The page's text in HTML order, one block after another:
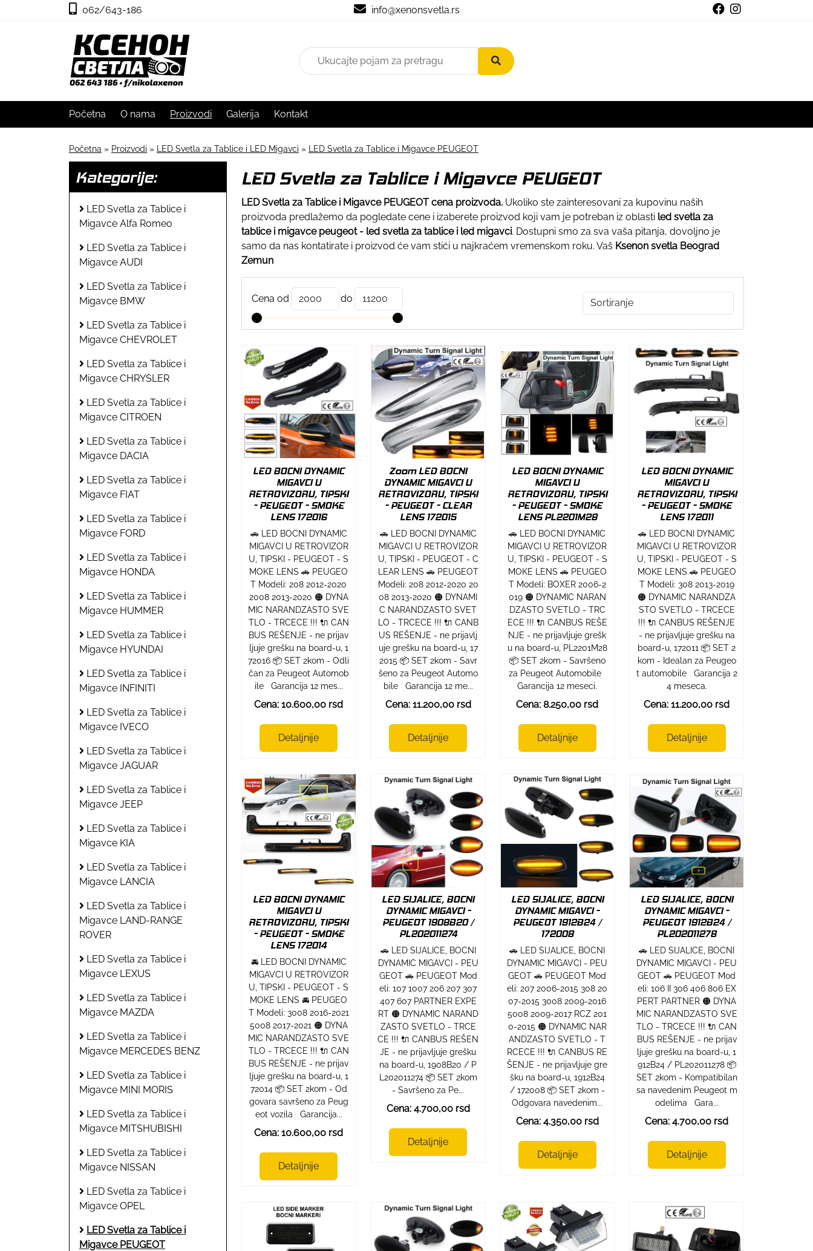
062/643-186 info@xenonsvetla.rs
Početna O nama Proizvodi Galerija Kontakt
Početna » Proizvodi » LED Svetla za Tablice i LED Migavci » LED Svetla za Tablice i Migavce PEUGEOT
Kategorije:
LED Svetla za Tablice i
Migavce Alfa Romeo
LED Svetla za Tablice i
Migavce AUDI
LED Svetla za Tablice i
Migavce BMW
LED Svetla za Tablice i
Migavce CHEVROLET
LED Svetla za Tablice i
Migavce CHRYSLER
LED Svetla za Tablice i
Migavce CITROEN
LED Svetla za Tablice i
Migavce DACIA
LED Svetla za Tablice i
Migavce FIAT
LED Svetla za Tablice i
Migavce FORD
LED Svetla za Tablice i
Migavce HONDA
LED Svetla za Tablice i
Migavce HUMMER
LED Svetla za Tablice i
Migavce HYUNDAI
LED Svetla za Tablice i
Migavce INFINITI
LED Svetla za Tablice i
Migavce IVECO
LED Svetla za Tablice i
Migavce JAGUAR
LED Svetla za Tablice i
Migavce JEEP
LED Svetla za Tablice i
Migavce KIA
LED Svetla za Tablice i
Migavce LANCIA
LED Svetla za Tablice i
Migavce LAND-RANGE
ROVER
LED Svetla za Tablice i
Migavce LEXUS
LED Svetla za Tablice i
Migavce MAZDA
LED Svetla za Tablice i
Migavce MERCEDES BENZ
LED Svetla za Tablice i
Migavce MINI MORIS
LED Svetla za Tablice i
Migavce MITSHUBISHI
LED Svetla za Tablice i
Migavce NISSAN
LED Svetla za Tablice i
Migavce OPEL
LED Svetla za Tablice i
Migavce PEUGEOT
LED Svetla za Tablice i Migavce PEUGEOT
LED Svetla za Tablice i Migavce PEUGEOT cena proizvoda. Ukoliko ste zainteresovani za kupovinu naših
proizvoda predlažemo da pogledate cene i izaberete proizvod koji vam je potreban iz oblasti led svetla za
tablice i migavce peugeot - led svetla za tablice i led migavci. Dostupni smo za sva vaša pitanja, dovoljno je
samo da nas kontatirate i proizvod će vam stići u najkraćem vremenskom roku. Vaš Ksenon svetla Beograd
Zemun
Cena od do
LED BOCNI DYNAMIC
MIGAVCI U
RETROVIZORU, TIPSKI
- PEUGEOT - SMOKE
LENS 172016
🚗 LED BOCNI DYNAMIC
MIGAVCI U RETROVIZOR
U, TIPSKI - PEUGEOT - S
MOKE LENS 🚗 PEUGEO
T Modeli: 208 2012-2020
2008 2013-2020 🟠 DYNA
MIC NARANDZASTO SVE
TLO - TRCECE !!! 🔌 CAN
BUS REŠENJE - ne prijav
ljuje grešku na board-u, 1
72016 📦 SET 2kom - Odli
čan za Peugeot Automob
ile Garancija 12 mes...
Cena: 10.600,00 rsd
Detaljnije
Zoom LED BOCNI
DYNAMIC MIGAVCI U
RETROVIZORU, TIPSKI
- PEUGEOT - CLEAR
LENS 172015
🚗 LED BOCNI DYNAMIC
MIGAVCI U RETROVIZOR
U, TIPSKI - PEUGEOT - C
LEAR LENS 🚗 PEUGEOT
Modeli: 208 2012-2020 20
08 2013-2020 🟠 DYNAMI
C NARANDZASTO SVET
LO - TRCECE !!! 🔌 CANB
US REŠENJE - ne prijavlj
uje grešku na board-u, 17
2015 📦 SET 2kom - Savr
šeno za Peugeot Automo
bile Garancija 12 me...
Cena: 11.200,00 rsd
Detaljnije
LED BOCNI DYNAMIC
MIGAVCI U
RETROVIZORU, TIPSKI
- PEUGEOT - SMOKE
LENS PL2201M28
🚗 LED BOCNI DYNAMIC
MIGAVCI U RETROVIZOR
U, TIPSKI - PEUGEOT - S
MOKE LENS 🚗 PEUGEO
T Modeli: BOXER 2006-2
019 🟠 DYNAMIC NARAN
DZASTO SVETLO - TRC
ECE !!! 🔌 CANBUS REŠE
NJE - ne prijavljuje grešk
u na board-u, PL2201M28
📦 SET 2kom - Savršeno
za Peugeot Automobile
Garancija 12 meseci.
Cena: 8.250,00 rsd
Detaljnije
LED BOCNI DYNAMIC
MIGAVCI U
RETROVIZORU, TIPSKI
- PEUGEOT - SMOKE
LENS 172011
🚗 LED BOCNI DYNAMIC
MIGAVCI U RETROVIZOR
U, TIPSKI - PEUGEOT - S
MOKE LENS 🚗 PEUGEO
T Modeli: 308 2013-2019
🟠 DYNAMIC NARANDZA
STO SVETLO - TRCECE
!!! 🔌 CANBUS REŠENJE
- ne prijavljuje grešku na
board-u, 172011 📦 SET 2
kom - Idealan za Peugeo
t automobile Garancija 2
4 meseca.
Cena: 11.200,00 rsd
Detaljnije
LED BOCNI DYNAMIC
MIGAVCI U
RETROVIZORU, TIPSKI
- PEUGEOT - SMOKE
LENS 172014
🚘 LED BOCNI DYNAMIC
MIGAVCI U RETROVIZOR
U, TIPSKI - PEUGEOT - S
MOKE LENS 🚘 PEUGEO
T Modeli: 3008 2016-2021
5008 2017-2021 🟠 DYNA
MIC NARANDZASTO SVE
TLO - TRCECE !!! 🔌 CAN
BUS REŠENJE - ne prijav
ljuje grešku na board-u, 1
72014 📦 SET 2kom - Od
govara savršeno za Peug
eot vozila Garancija...
Cena: 10.600,00 rsd
Detaljnije
LED SIJALICE, BOCNI
DYNAMIC MIGAVCI -
PEUGEOT 1908B20 /
PL202011274
🚗 LED SIJALICE, BOCNI
DYNAMIC MIGAVCI - PEU
GEOT 🚗 PEUGEOT Mod
eli: 107 1007 206 207 307
407 607 PARTNER EXPE
RT 🟠 DYNAMIC NARAND
ZASTO SVETLO - TRCE
CE !!! 🔌 CANBUS REŠEN
JE - ne prijavljuje grešku
na board-u, 1908B20 / P
L202011274 📦 SET 2kom
- Savršeno za Pe...
Cena: 4.700,00 rsd
Detaljnije
LED SIJALICE, BOCNI
DYNAMIC MIGAVCI -
PEUGEOT 1912B24 /
172008
🚗 LED SIJALICE, BOCNI
DYNAMIC MIGAVCI - PEU
GEOT 🚗 PEUGEOT Mod
eli: 207 2006-2015 308 20
07-2015 3008 2009-2016
5008 2009-2017 RCZ 201
0-2015 🟠 DYNAMIC NAR
ANDZASTO SVETLO - T
RCECE !!! 🔌 CANBUS RE
ŠENJE - ne prijavljuje gre
šku na board-u, 1912B24
/ 172008 📦 SET 2kom -
Odgovara navedenim...
Cena: 4.350,00 rsd
Detaljnije
LED SIJALICE, BOCNI
DYNAMIC MIGAVCI -
PEUGEOT 1912B24 /
PL202011278
🚗 LED SIJALICE, BOCNI
DYNAMIC MIGAVCI - PEU
GEOT 🚗 PEUGEOT Mod
eli: 106 II 306 406 806 EX
PERT PARTNER 🟠 DYNA
MIC NARANDZASTO SVE
TLO - TRCECE !!! 🔌 CAN
BUS REŠENJE - ne prijav
ljuje grešku na board-u, 1
912B24 / PL202011278 📦
SET 2kom - Kompatibilan
sa navedenim Peugeot m
odelima Gara...
Cena: 4.700,00 rsd
Detaljnije